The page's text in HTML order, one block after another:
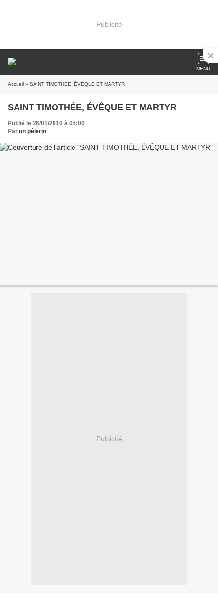
Publicité
MENU
Accueil » SAINT TIMOTHÉE, ÉVÊQUE ET MARTYR
SAINT TIMOTHÉE, ÉVÊQUE ET MARTYR
Publié le 26/01/2010 à 05:00
Par un pèlerin
Publicité